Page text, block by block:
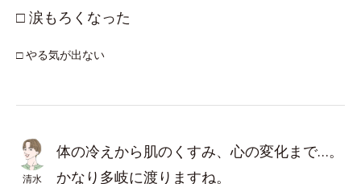
□ 涙もろくなった
□ やる気が出ない
清水
体の冷えから肌のくすみ、心の変化まで…。
かなり多岐に渡りますね。